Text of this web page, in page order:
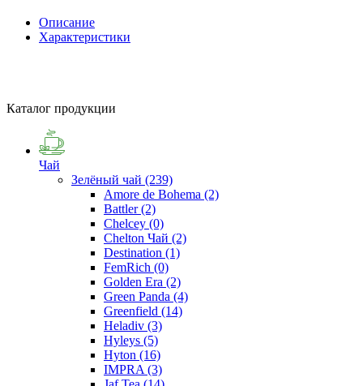
Описание
Характеристики
Каталог продукции
Чай
Зелёный чай (239)
Amore de Bohema (2)
Battler(2)
Chelcey (0)
Chelton Чай (2)
Destination (1)
FemRich (0)
Golden Era (2)
Green Panda (4)
Greenfield (14)
Heladiv (3)
Hyleys (5)
Hyton (16)
IMPRA (3)